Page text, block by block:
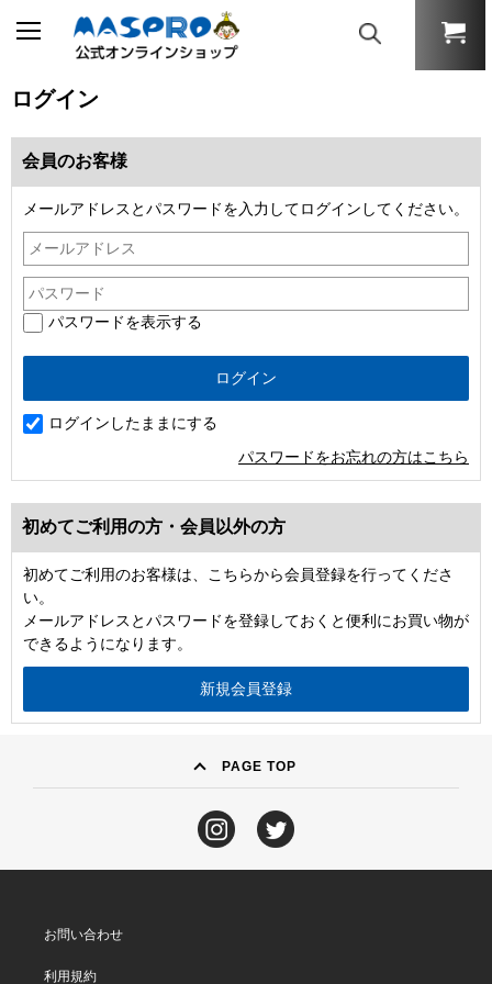
ログイン
会員のお客様
メールアドレスとパスワードを入力してログインしてください。
パスワードを表示する
ログインしたままにする
パスワードをお忘れの方はこちら
初めてご利用の方・会員以外の方
初めてご利用のお客様は、こちらから会員登録を行ってくださ
い。
メールアドレスとパスワードを登録しておくと便利にお買い物が
できるようになります。
PAGE TOP
お問い合わせ
利用規約